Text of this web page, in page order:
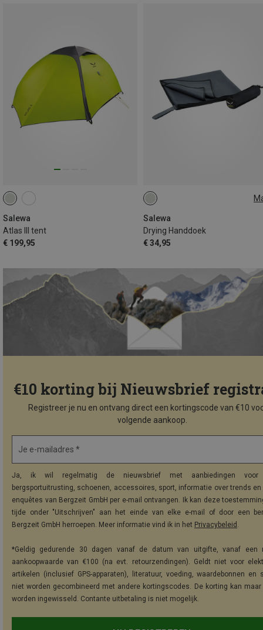
Salewa
Atlas III tent
€ 199,95
Salewa
Drying Handdoek
€ 34,95
ONE SIZE
€10 korting bij Nieuwsbrief
Registreer je nu en ontvang direct een kortingscode van €10
volgende aankoop.
Je e-mailadres *
Ja, ik wil regelmatig de nieuwsbrief met aanbiedingen voor
bergsportuitrusting, schoenen, accessoires, sport, informatie over trends
enquêtes van Bergzeit GmbH per e-mail ontvangen. Ik kan deze
tijde onder "Uitschrijven" aan het einde van elke e-mail of door een
Bergzeit GmbH herroepen. Meer informatie vind ik in het Privacybeleid .
*Geldig gedurende 30 dagen vanaf de datum van uitgifte, vanaf een
aankoopwaarde van €100 (na evt. retourzendingen). Geldt niet voor
artikelen (inclusief GPS-apparaten), literatuur, voeding, waardebonnen en
niet worden gecombineerd met andere kortingscodes. De korting kan maar
worden ingewisseld. Contante uitbetaling is niet mogelijk.